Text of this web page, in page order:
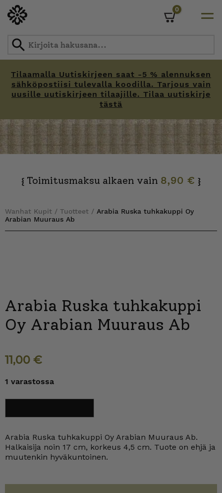
Tilaamalla Uutiskirjeen saat -5 % alennuksen
sähköpostiisi tulevalla koodilla. Tarjous vain
uusille uutiskirjeen tilaajille. Tilaa uutiskirje
tästä
0
{ Toimitusmaksu alkaen vain 8,90 € }
Wanhat Kupit / Tuotteet / Arabia Ruska tuhkakuppi Oy
Arabian Muuraus Ab
Arabia Ruska tuhkakuppi
Oy Arabian Muuraus Ab
11,00 €
1 varastossa
tuhkakuppi
Muuraus
Ab
Arabia Ruska tuhkakuppi Oy Arabian Muuraus Ab.
Halkaisija noin 17 cm, korkeus 4,5 cm. Tuote on ehjä ja
muutenkin hyväkuntoinen.